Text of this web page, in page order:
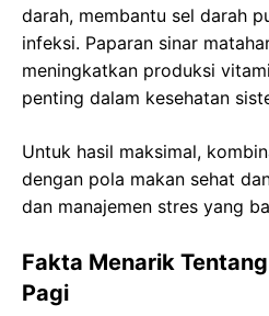
darah, membantu sel darah
infeksi. Paparan sinar
meningkatkan produksi
penting dalam kesehatan
Untuk hasil maksimal,
dengan pola makan sehat
dan manajemen stres yang
Fakta Menarik
Pagi